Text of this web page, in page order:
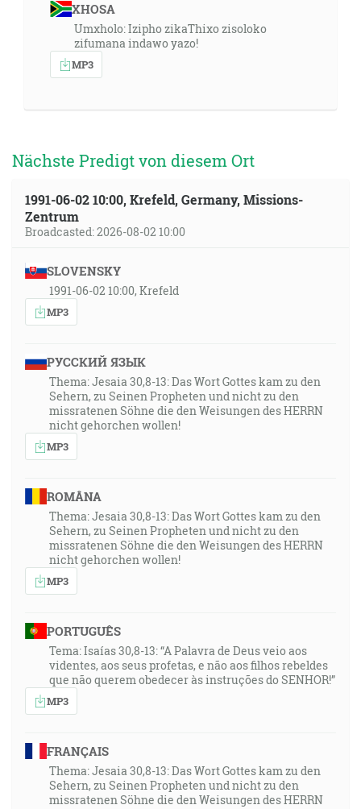
XHOSA
Umxholo: Izipho zikaThixo zisoloko
zifumana indawo yazo!
MP3
Nächste Predigt von diesem Ort
1991-06-02 10:00, Krefeld, Germany, Missions-
Zentrum
Broadcasted: 2026-08-02 10:00
SLOVENSKY
1991-06-02 10:00, Krefeld
MP3
РУССКИЙ ЯЗЫК
Thema: Jesaia 30,8-13: Das Wort Gottes kam zu den
Sehern, zu Seinen Propheten und nicht zu den
missratenen Söhne die den Weisungen des HERRN
nicht gehorchen wollen!
MP3
ROMÂNA
Thema: Jesaia 30,8-13: Das Wort Gottes kam zu den
Sehern, zu Seinen Propheten und nicht zu den
missratenen Söhne die den Weisungen des HERRN
nicht gehorchen wollen!
MP3
PORTUGUÊS
Tema: Isaías 30,8-13: “A Palavra de Deus veio aos
videntes, aos seus profetas, e não aos filhos rebeldes
que não querem obedecer às instruções do SENHOR!”
MP3
FRANÇAIS
Thema: Jesaia 30,8-13: Das Wort Gottes kam zu den
Sehern, zu Seinen Propheten und nicht zu den
missratenen Söhne die den Weisungen des HERRN